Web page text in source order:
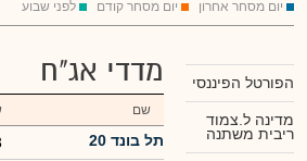
יום מסחר אחרון יום מסחר קודם לפני שבוע
הפורטל הפיננסי
מדינה ל.צמוד
ריבית משתנה
מדדי אג"ח
שם
תל בונד 20